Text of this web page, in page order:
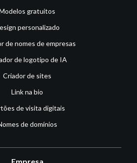
gratuitos
personalizado
de nomes de empresas
de logotipo de IA
Criador de sites
Link na bio
de visita digitais
de domínios
Empresa